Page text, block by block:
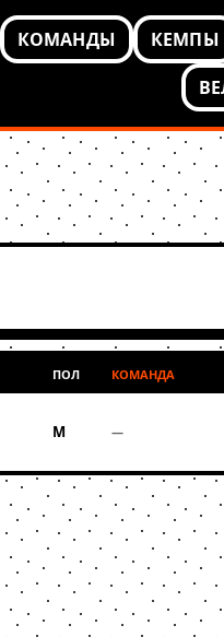
КОМАНДЫ КЕМПЫ
ПОЛ КОМАНДА
М —